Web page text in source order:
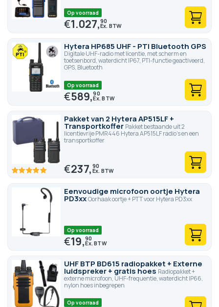
Op voorraad
€1.027,90
Hytera HP685 UHF - PTI Bluetooth GPS
Digitale UHF-radio met licentie, met scherm en
toetsenbord, waterdicht IP67, PTI-functie geactiveerd,
GPS, Bluetooth
Op voorraad
€589,90
Pakket van 2 Hytera AP515LF +
Transportkoffer Pakket bestaande uit 2
licentievrije PMR446 Hytera AP515LF radio's en een
transportkoffer
100 100 €237,90
Eenvoudige microfoon oortje Hytera
PD3xxOorhaak oortje + PTT voor Hytera PD3xx
Op voorraad
€19,90
UHF BTP BD615 radiopakket + Externe
luidspreker + gratis hoes Radiopakket +
externe microfoon, UHF-frequentie, waterdicht IP66,
nylon hoes inbegrepen
Op voorraad